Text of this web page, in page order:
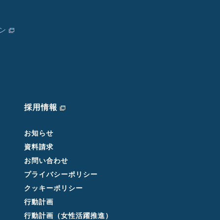
採用情報
お知らせ
資料請求
お問い合わせ
プライバシーポリシー
クッキーポリシー
行動計画
行動計画（女性活躍推進）